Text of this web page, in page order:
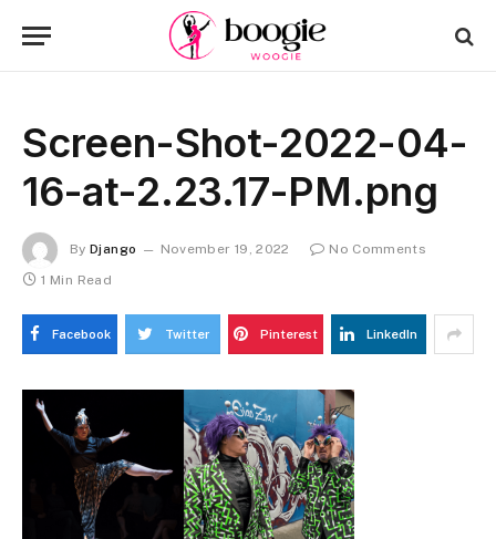
Screen-Shot-2022-04-
16-at-2.23.17-PM.png
By Django November 19, 2022
No Comments
1 Min Read
Facebook Twitter Pinterest LinkedIn